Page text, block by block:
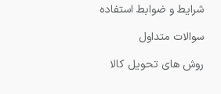
شرایط و ضوابط استفاده
سوالات متداول
روش های تحویل کالا